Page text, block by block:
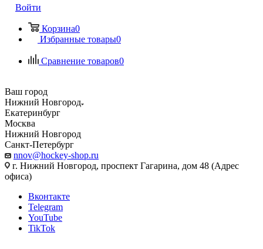
Войти
Корзина0
Избранные товары0
Сравнение товаров0
Ваш город
Нижний Новгород
Екатеринбург
Москва
Нижний Новгород
Санкт-Петербург
nnov@hockey-shop.ru
г. Нижний Новгород, проспект Гагарина, дом 48 (Адрес
офиса)
Вконтакте
Telegram
YouTube
TikTok